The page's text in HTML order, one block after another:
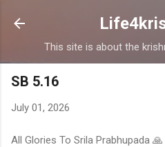
Skip to main
This site is about the
SB 5.16
July 01, 2026
All Glories To Srila Prabhupada 🙏